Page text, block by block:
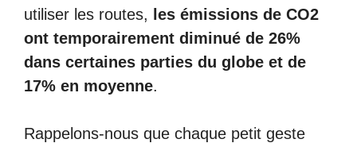
utiliser les routes,
les émissions de CO2
ont temporairement diminué de 26%
dans certaines parties du globe et de
17% en moyenne.
Rappelons-nous que chaque petit geste